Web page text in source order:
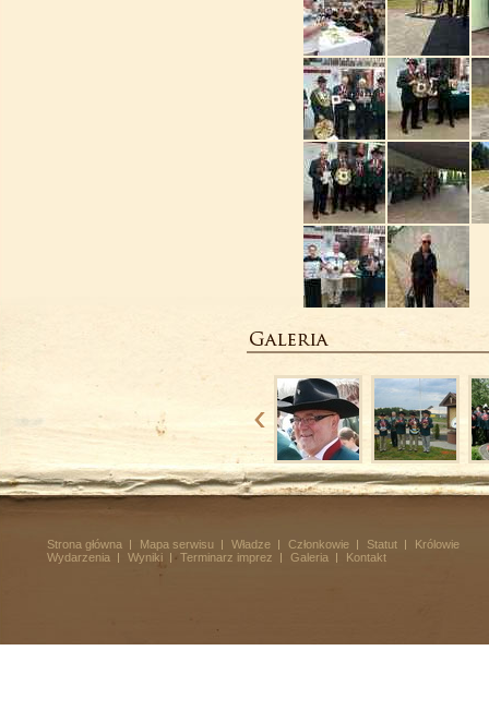
Strona główna Mapa serwisu Władze Członkowie Statut
Królowie
Wydarzenia
Wyniki Terminarz imprez Galeria Kontakt